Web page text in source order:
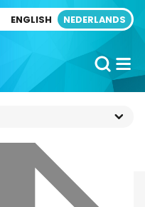
ENGLISH NEDERLANDS